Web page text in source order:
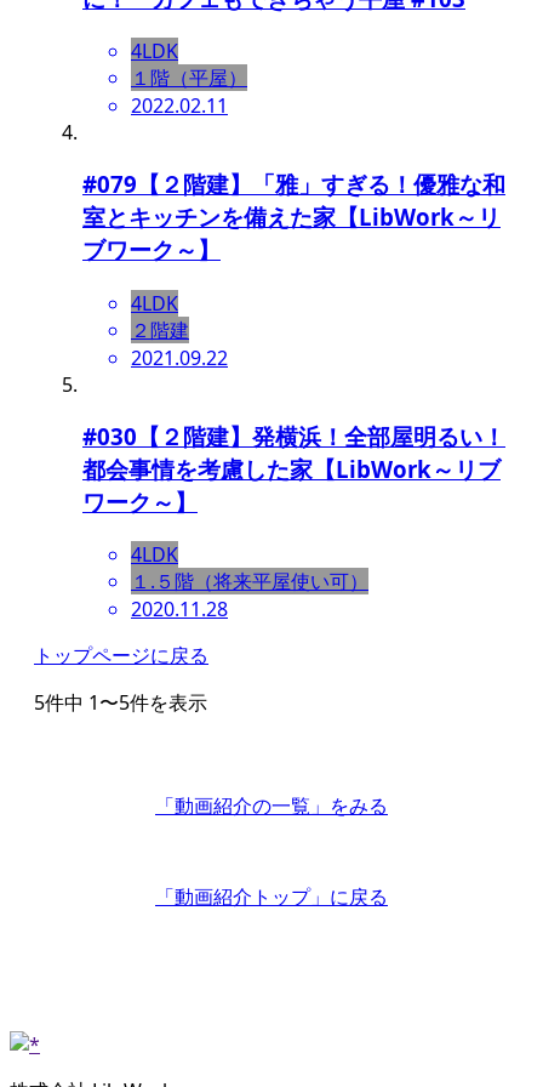
4LDK
１階（平屋）
2022.02.11
#079【２階建】「雅」すぎる！優雅な和
室とキッチンを備えた家【LibWork～リ
ブワーク～】
4LDK
２階建
2021.09.22
#030【２階建】発横浜！全部屋明るい！
都会事情を考慮した家【LibWork～リブ
ワーク～】
4LDK
１.５階（将来平屋使い可）
2020.11.28
トップページに戻る
5件中 1〜5件を表示
「動画紹介の一覧」 をみる
「動画紹介トップ」 に戻る